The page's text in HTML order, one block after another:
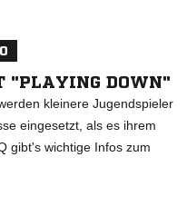
"PLAYING DOWN"
kleinere Jugendspieler
eingesetzt, als es ihrem
gibt's wichtige Infos zum